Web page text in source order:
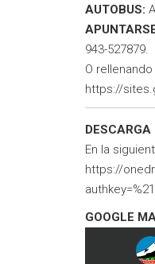
AUTOBUS:
943-527879.
O
https://
DESCARGA
En la
https://
GOOGLE